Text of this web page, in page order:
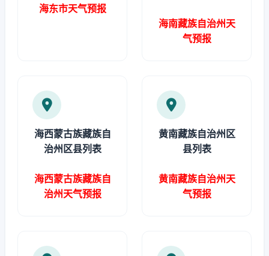
海东市天气预报
海南藏族自治州天
气预报
海西蒙古族藏族自
治州区县列表
海西蒙古族藏族自
治州天气预报
黄南藏族自治州区
县列表
黄南藏族自治州天
气预报